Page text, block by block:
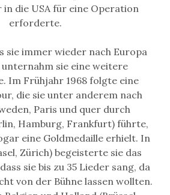
in die USA für eine Operation
erforderte.
sie immer wieder nach Europa
unternahm sie eine weitere
Im Frühjahr 1968 folgte eine
die sie unter anderem nach
Paris und quer durch
Hamburg, Frankfurt) führte,
eine Goldmedaille erhielt. In
Zürich) begeisterte sie das
sie bis zu 35 Lieder sang, da
von der Bühne lassen wollten.